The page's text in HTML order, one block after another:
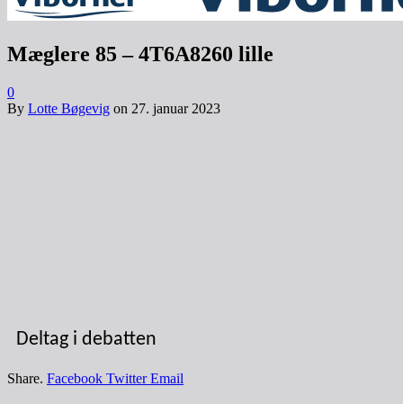
Mæglere 85 – 4T6A8260 lille
0
By Lotte Bøgevig on 27. januar 2023
Deltag i debatten
Share. Facebook Twitter Email